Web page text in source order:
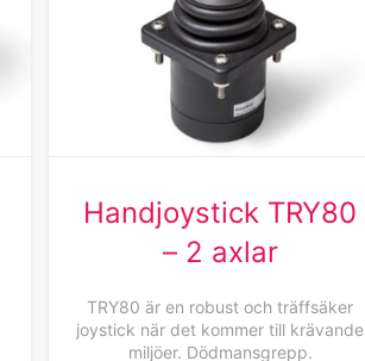
Handjoystick TRY80
– 2 axlar
TRY80 är en robust och träffsäker
joystick när det kommer till krävande
miljöer. Dödmansgrepp.